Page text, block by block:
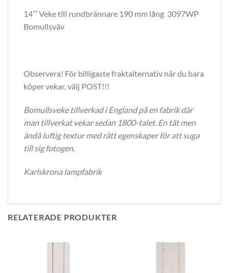
14’’’ Veke till rundbrännare 190 mm lång 3097WP
Bomullsväv
Observera! För billigaste fraktalternativ när du bara
köper vekar, välj POST!!!
Bomullsveke tillverkad i England på en fabrik där
man tillverkat vekar sedan 1800-talet. En tät men
ändå luftig textur med rätt egenskaper för att suga
till sig fotogen.
Karlskrona lampfabrik
RELATERADE PRODUKTER